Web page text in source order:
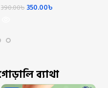
390.00৳ 350.00৳
ব্যাথা